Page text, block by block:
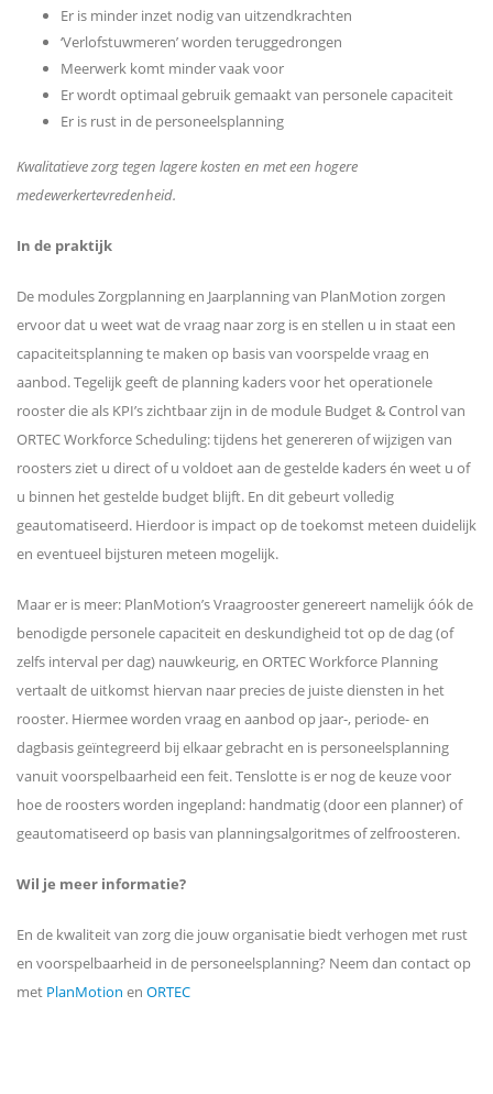
Er is minder inzet nodig van uitzendkrachten
‘Verlofstuwmeren’ worden teruggedrongen
Meerwerk komt minder vaak voor
Er wordt optimaal gebruik gemaakt van personele capaciteit
Er is rust in de personeelsplanning
Kwalitatieve zorg tegen lagere kosten en met een hogere
medewerkertevredenheid.
In de praktijk
De modules Zorgplanning en Jaarplanning van PlanMotion zorgen
ervoor dat u weet wat de vraag naar zorg is en stellen u in staat een
capaciteitsplanning te maken op basis van voorspelde vraag en
aanbod. Tegelijk geeft de planning kaders voor het operationele
rooster die als KPI’s zichtbaar zijn in de module Budget & Control van
ORTEC Workforce Scheduling: tijdens het genereren of wijzigen van
roosters ziet u direct of u voldoet aan de gestelde kaders én weet u of
u binnen het gestelde budget blijft. En dit gebeurt volledig
geautomatiseerd. Hierdoor is impact op de toekomst meteen duidelijk
en eventueel bijsturen meteen mogelijk.
Maar er is meer: PlanMotion’s Vraagrooster genereert namelijk óók de
benodigde personele capaciteit en deskundigheid tot op de dag (of
zelfs interval per dag) nauwkeurig, en ORTEC Workforce Planning
vertaalt de uitkomst hiervan naar precies de juiste diensten in het
rooster. Hiermee worden vraag en aanbod op jaar-, periode- en
dagbasis geïntegreerd bij elkaar gebracht en is personeelsplanning
vanuit voorspelbaarheid een feit. Tenslotte is er nog de keuze voor
hoe de roosters worden ingepland: handmatig (door een planner) of
geautomatiseerd op basis van planningsalgoritmes of zelfroosteren.
Wil je meer informatie?
En de kwaliteit van zorg die jouw organisatie biedt verhogen met rust
en voorspelbaarheid in de personeelsplanning? Neem dan contact op
met PlanMotion en ORTEC